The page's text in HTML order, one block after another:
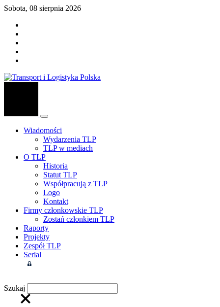
Sobota, 08 sierpnia 2026
Wiadomości
Wydarzenia TLP
TLP w mediach
O TLP
Historia
Statut TLP
Współpracują z TLP
Logo
Kontakt
Firmy członkowskie TLP
Zostań członkiem TLP
Raporty
Projekty
Zespół TLP
Serial
Szukaj